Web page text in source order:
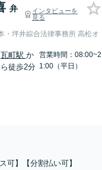
弁
インタビューを
見る
坪井綜合法律事務所 高松オ
瓦町駅 か
ら徒歩2分
営業時間：08:00~2
1:00（平日）
可】【分割払い可】